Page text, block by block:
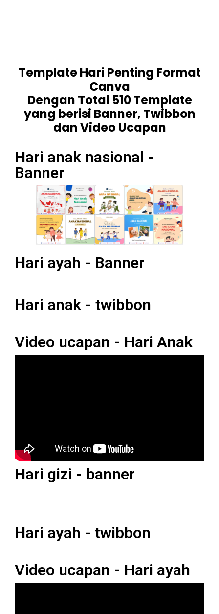
Template Hari Penting Format
Canva
Dengan Total 510 Template
yang berisi Banner, Twibbon
dan Video Ucapan
Hari anak nasional -
Banner
Hari ayah - Banner
Hari anak - twibbon
Video ucapan - Hari Anak
Hari gizi - banner
Hari ayah - twibbon
Video ucapan - Hari ayah